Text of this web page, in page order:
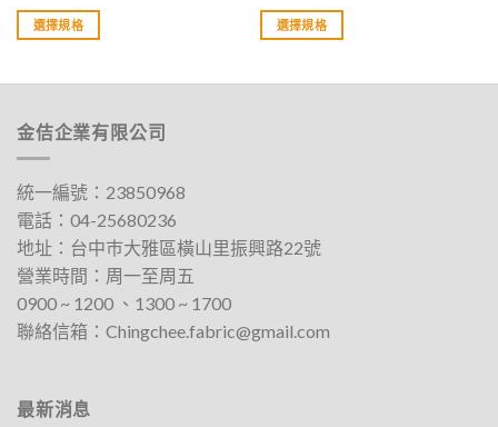
選擇規格
有
多
款
式。
可
在
產
品
頁
擇
選擇規格
可
在
頁
金佶企業有限公司
統一編號：23850968
電話： 04-25680236
地址： 台中巿大雅區橫山里振興路22號
營業時間：周一至周五
0900 ~ 1200 、1300 ~ 1700​
聯絡信箱： Chingchee.fabric@gmail.com
最新消息